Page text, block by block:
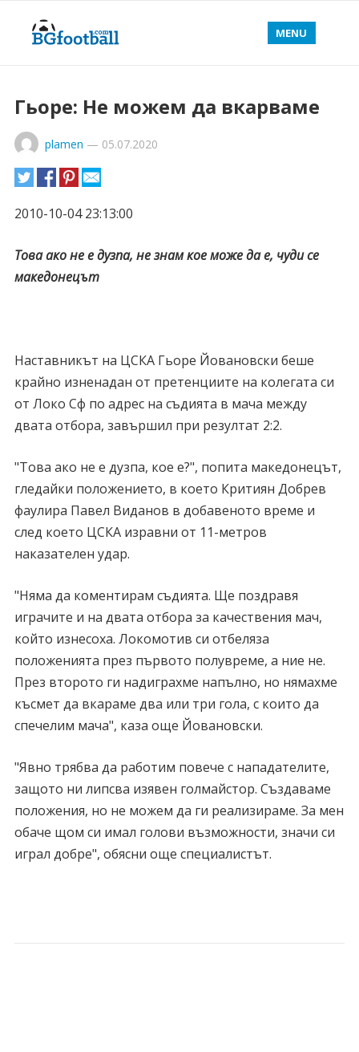
MENU
Гьоре: Не можем да вкарваме
plamen — 05.07.2020
2010-10-04 23:13:00
Това ако не е дузпа, не знам кое може да е, чуди се
македонецът
Наставникът на ЦСКА Гьоре Йовановски беше
крайно изненадан от претенциите на колегата си
от Локо Сф по адрес на съдията в мача между
двата отбора, завършил при резултат 2:2.
"Това ако не е дузпа, кое е?", попита македонецът,
гледайки положението, в което Критиян Добрев
фаулира Павел Виданов в добавеното време и
след което ЦСКА изравни от 11-метров
наказателен удар.
"Няма да коментирам съдията. Ще поздравя
играчите и на двата отбора за качествения мач,
който изнесоха. Локомотив си отбеляза
положенията през първото полувреме, а ние не.
През второто ги надиграхме напълно, но нямахме
късмет да вкараме два или три гола, с които да
спечелим мача", каза още Йовановски.
"Явно трябва да работим повече с нападателите,
защото ни липсва изявен голмайстор. Създаваме
положения, но не можем да ги реализираме. За мен
обаче щом си имал голови възможности, значи си
играл добре", обясни още специалистът.